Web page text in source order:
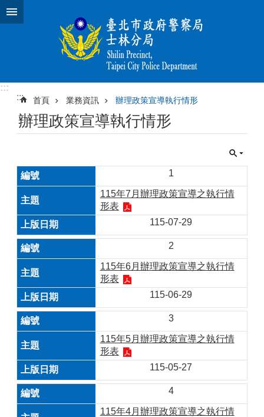
跳到主要內容區塊
:::
:::
首頁 業務資訊 辦理政策宣導執行情形
辦理政策宣導執行情形
1
115年7月辦理政策宣導之執行情
形表
115-07-29
2
115年6月辦理政策宣導之執行情
形表
115-06-29
3
115年5月辦理政策宣導之執行情
形表
115-05-27
4
115年4月辦理政策宣導之執行情